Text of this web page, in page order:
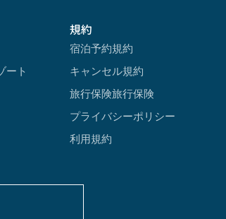
ート
規約
宿泊予約規約
キャンセル規約
旅行保険旅行保険
プライバシーポリシー
利用規約